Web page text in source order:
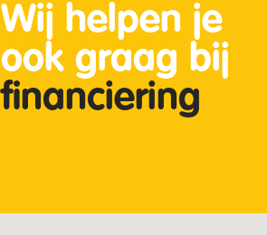
Wij helpen je
ook graag bij
financiering